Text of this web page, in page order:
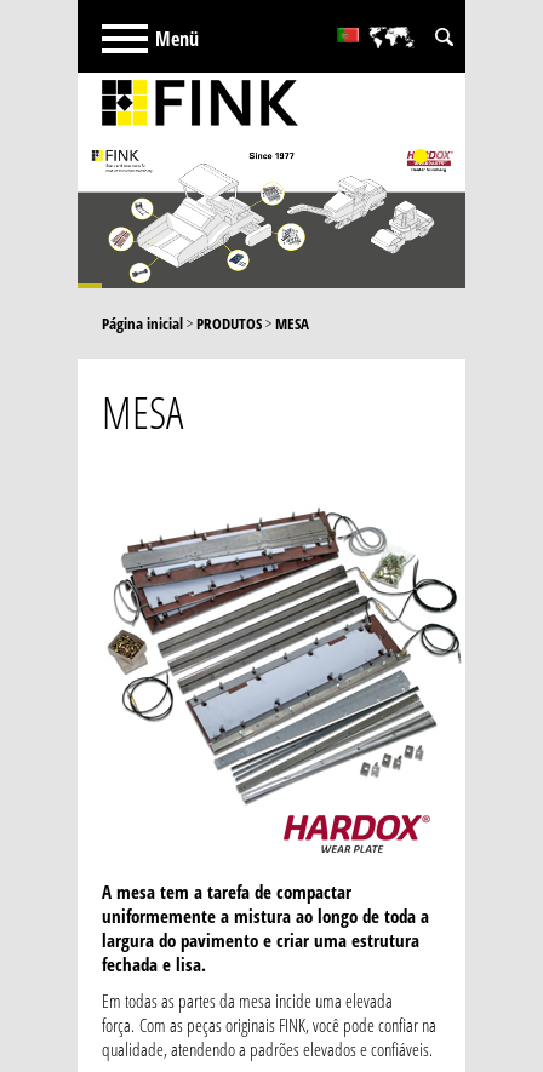
Türkçe
Español
Página inicial>PRODUTOS>MESA
MESA
A mesa tem a tarefa de compactar
uniformemente a mistura ao longo de toda a
largura do pavimento e criar uma estrutura
fechada e lisa.
Em todas as partes da mesa incide uma elevada
força. Com as peças originais FINK, você pode confiar na
qualidade, atendendo a padrões elevados e confiáveis.